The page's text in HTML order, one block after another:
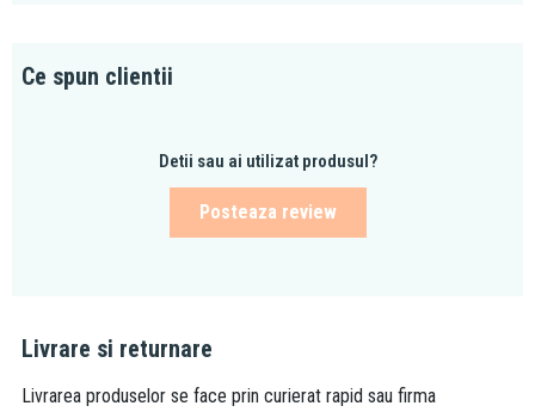
Ce spun clientii
Detii sau ai utilizat produsul?
Posteaza review
Livrare si returnare
Livrarea produselor se face prin curierat rapid sau firma